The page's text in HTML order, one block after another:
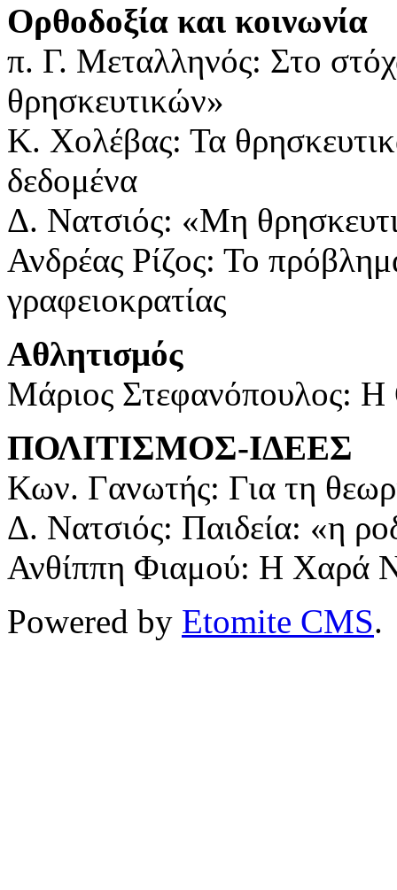
Ορθοδοξία και κοινωνία
π. Γ. Μεταλληνός: Στο
θρησκευτικών»
Κ. Χολέβας: Τα
δεδομένα
Δ. Νατσιός: «Μη
Ανδρέας Ρίζος: Το
γραφειοκρατίας
Αθλητισμός
Μάριος Στεφανόπουλος: Η
ΠΟΛΙΤΙΣΜΟΣ-ΙΔΕΕΣ
Κων. Γανωτής: Για τη
Δ. Νατσιός: Παιδεία: «η
Ανθίππη Φιαμού: Η Χαρά
Powered by Etomite CMS.